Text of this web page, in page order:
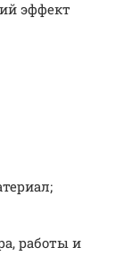
эффект
работы и